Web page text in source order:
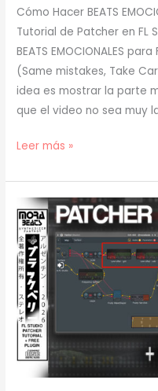
Cómo Hacer BEATS
Tutorial de Patcher en FL
BEATS EMOCIONALES para
(Same mistakes, Take
idea es mostrar la parte
que el video no sea muy
[
]
Cómo
Hacer
BEATS
EMOCIONALES
(Old
Drake,
Fakemink)
(prod.
mora)
[74]
Leer más »